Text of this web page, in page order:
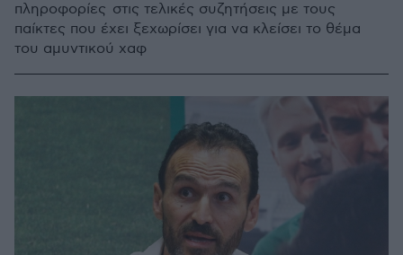
πληροφορίες στις τελικές συζητήσεις με τους
παίκτες που έχει ξεχωρίσει για να κλείσει το θέμα
του αμυντικού χαφ